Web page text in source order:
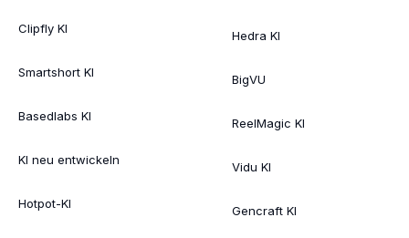
Clipfly KI
Smartshort KI
Basedlabs KI
KI neu entwickeln
Hotpot-KI
Hedra KI
BigVU
ReelMagic KI
Vidu KI
Gencraft KI